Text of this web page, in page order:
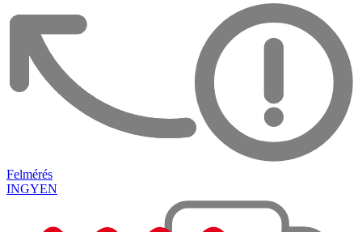
Felmérés
INGYEN